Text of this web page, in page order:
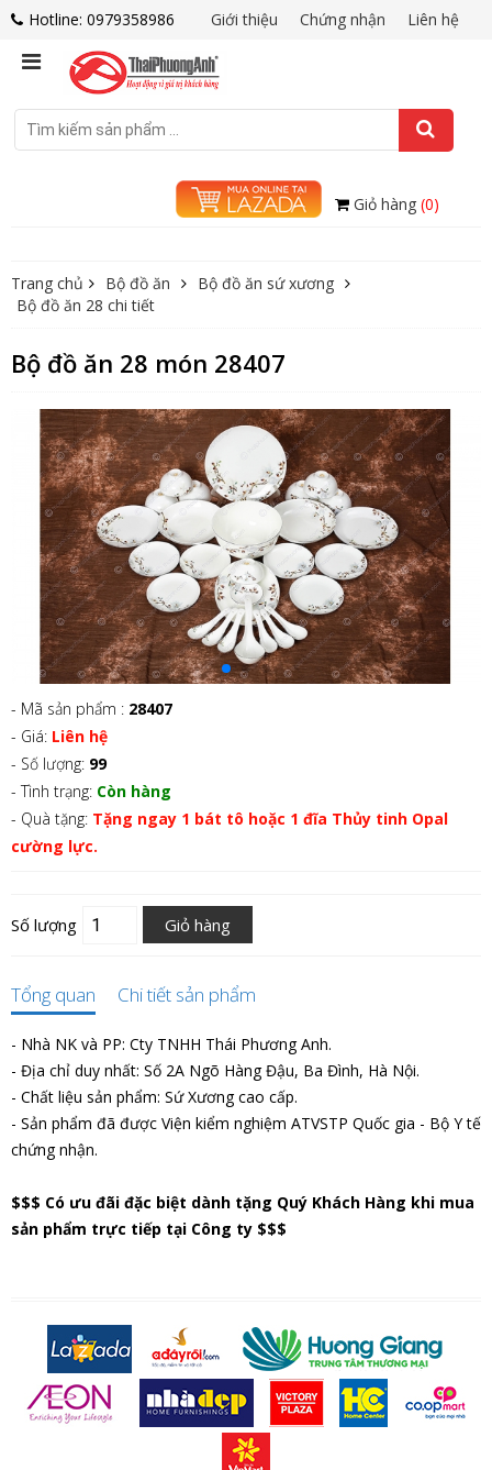
Hotline: 0979358986 Liên hệ
Chứng nhận
Giới thiệu
Giỏ hàng (0)
Trang chủ Bộ đồ ăn
Bộ đồ ăn sứ xương
Bộ đồ ăn 28 chi tiết
Bộ đồ ăn 28 món 28407
- Mã sản phẩm : 28407
- Giá: Liên hệ
- Số lượng: 99
- Tình trạng: Còn hàng
- Quà tặng: Tặng ngay 1 bát tô hoặc 1 đĩa Thủy tinh Opal
cường lực.
Số lượng Giỏ hàng
Tổng quan Chi tiết sản phẩm
- Nhà NK và PP: Cty TNHH Thái Phương Anh.
- Địa chỉ duy nhất: Số 2A Ngõ Hàng Đậu, Ba Đình, Hà Nội.
- Chất liệu sản phẩm: Sứ Xương cao cấp.
- Sản phẩm đã được Viện kiểm nghiệm ATVSTP Quốc gia - Bộ Y tế
chứng nhận.
$$$ Có ưu đãi đặc biệt dành tặng Quý Khách Hàng khi mua
sản phẩm trực tiếp tại Công ty $$$